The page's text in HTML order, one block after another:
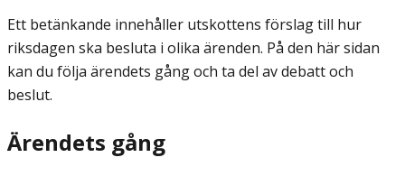
Ett betänkande innehåller utskottens förslag till hur
riksdagen ska besluta i olika ärenden. På den här sidan
kan du följa ärendets gång och ta del av debatt och
beslut.
Ärendets gång